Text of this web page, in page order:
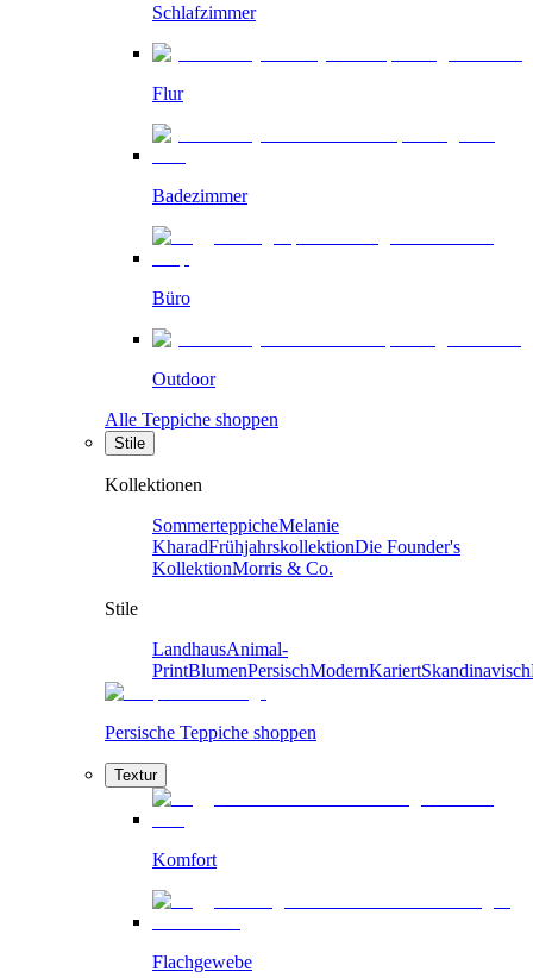
Schlafzimmer
Flur
Badezimmer
Büro
Outdoor
Alle Teppiche shoppen
Stile
Kollektionen
SommerteppicheMelanie
KharadFrühjahrskollektionDie Founder's
KollektionMorris & Co.
Stile
LandhausAnimal-
PrintBlumenPersischModernKariertSkandinavisch
Persische Teppiche shoppen
Textur
Komfort
Flachgewebe